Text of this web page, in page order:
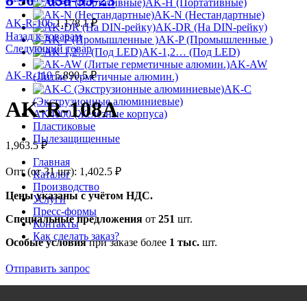
AK-H (Портативные)
AK-N (Нестандартные)
AK-DR (На DIN-рейку)
AK-P (Промышленные )
AK-1,2… (Под LED)
AK-AW
(Литые герметичные алюмин.)
AK-C
(Экструзионные алюминиевые)
AK4000 (Железные корпуса)
Пластиковые
Пылезащищенные
Главная
Каталог
Производство
Услуги
Пресс-формы
Контакты
Как сделать заказ?
AK-R-1061,178.1₽
Назад к товарам
Следующий товар
AK-R-1105,890.5₽
AK-R-108A
1,963.5₽
Опт (от 31 шт): 1,402.5 ₽
Цены указаны с учётом НДС.
Специальные предложения от 251 шт.
Особые условияпри заказе более 1 тыс. шт.
Отправить запрос